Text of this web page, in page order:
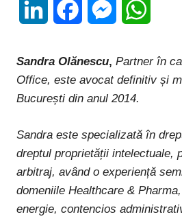
LinkedIn FacebookMessenger
Sandra Olănescu, Partner în
Office, este avocat definitiv și
București din anul 2014.
Sandra este specializată în
dreptul proprietății intelectuale,
arbitraj, având o experiență
domeniile Healthcare &
energie, contencios